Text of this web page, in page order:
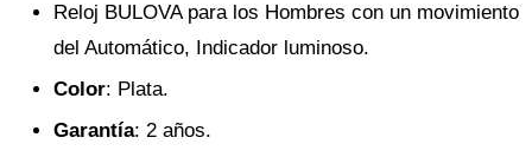
Reloj BULOVA para los Hombres con un movimiento
del Automático, Indicador luminoso.
Color: Plata.
Garantía: 2 años.